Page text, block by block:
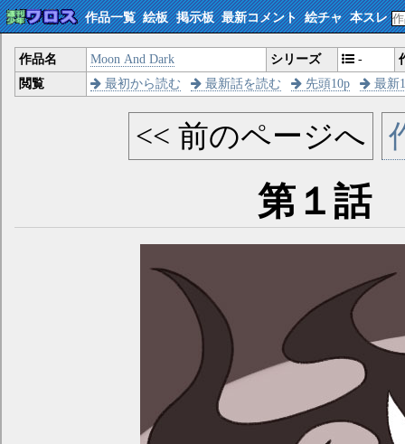
作品一覧 絵板 掲示板 最新コメント 絵チャ 本スレ
作品名 Moon And Dark シリーズ -
閲覧
最初から読む 最新話を読む 先頭10p 最新
<< 前のページへ
第１話